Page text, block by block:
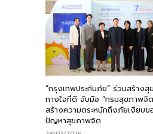
“กรุงเทพประกันภัย” ร่วมสร้างสุ
ทางใจที่ดี จับมือ “กรมสุขภาพจิ
สร้างความตระหนักถึงภัยเงียบข
ปัญหาสุขภาพจิต